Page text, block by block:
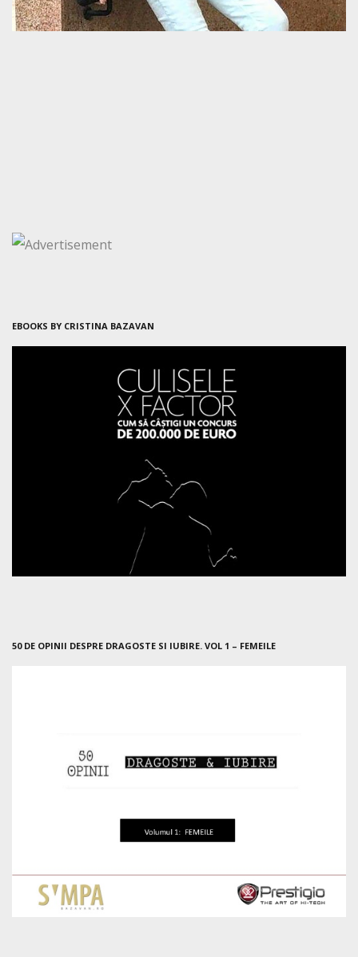
EBOOKS BY CRISTINA BAZAVAN
50 DE OPINII DESPRE DRAGOSTE SI IUBIRE. VOL 1 – FEMEILE